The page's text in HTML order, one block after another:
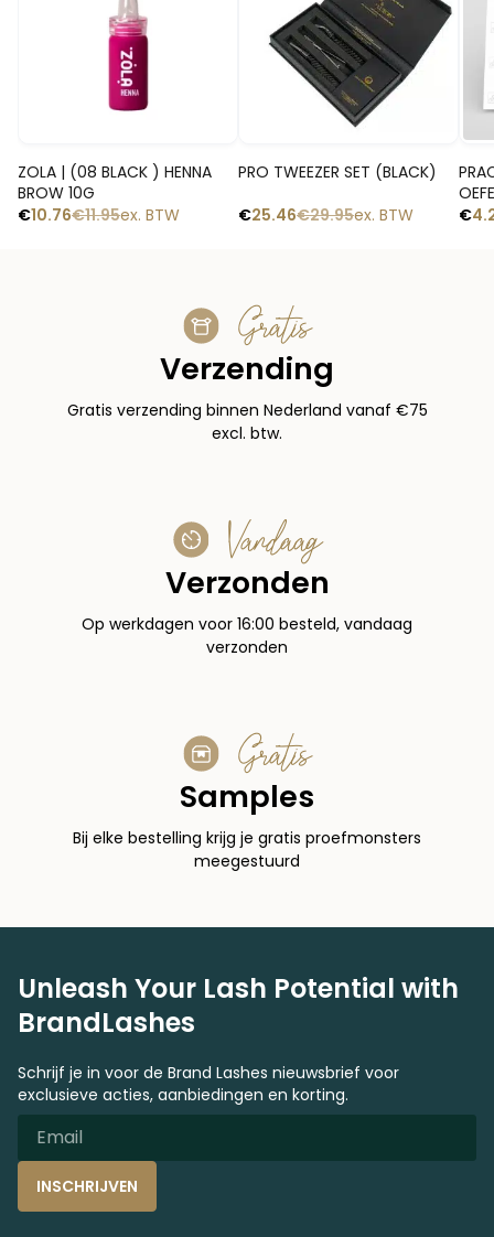
Snelle blik
ZOLA | (08 BLACK ) HENNA
BROW 10G
€11.95
€10.76 ex. BTW
Snelle blik
PRO TWEEZER SET (BLACK)
€29.95
€25.46 ex. BTW
€
Gratis
Verzending
Gratis verzending binnen Nederland vanaf €75
excl. btw.
Vandaag
Verzonden
Op werkdagen voor 16:00 besteld, vandaag
verzonden
Gratis
Samples
Bij elke bestelling krijg je gratis proefmonsters
meegestuurd
Unleash Your Lash Potential with
BrandLashes
Schrijf je in voor de Brand Lashes nieuwsbrief voor
exclusieve acties, aanbiedingen en korting.
INSCHRIJVEN